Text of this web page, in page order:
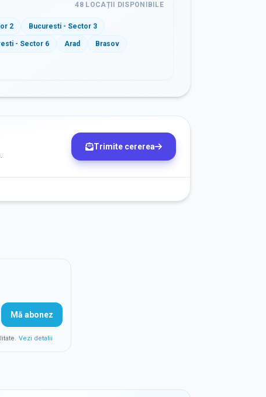
48 LOCAȚII DISPONIBILE
2 Bucuresti - Sector 3
- Sector 6 Arad Brasov
Trimite cererea
Mă abonez
Vezi detalii